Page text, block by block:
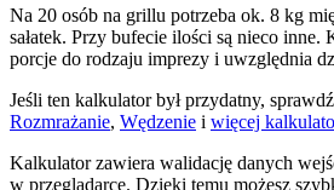
Na 20 osób na grillu potrzeba ok. 8 kg
sałatek. Przy bufecie ilości są nieco inne.
porcje do rodzaju imprezy i uwzględnia
Jeśli ten kalkulator był przydatny,
Rozmrażanie, Wędzenie i więcej
Kalkulator zawiera walidację danych
w przeglądarce. Dzięki temu możesz